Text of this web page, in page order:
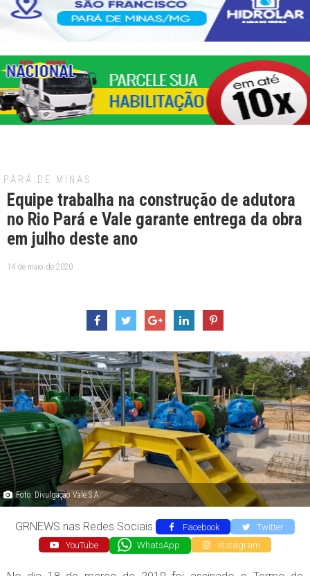
PARÁ DE MINAS
Equipe trabalha na construção de adutora
no Rio Pará e Vale garante entrega da obra
em julho deste ano
14 de maio de 2020
Foto: Divulgação Vale S.A.
GRNEWS nas Redes Sociais Facebook
Twitter
YouTube
WhatsApp Instagram